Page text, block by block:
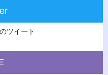
ツイート